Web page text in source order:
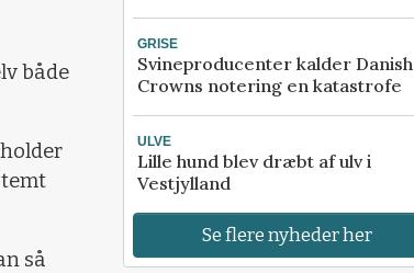
både
så
GRISE
Svineproducenter kalder Danish
Crowns notering en katastrofe
ULVE
Lille hund blev dræbt af ulv i
Vestjylland
Se flere nyheder her